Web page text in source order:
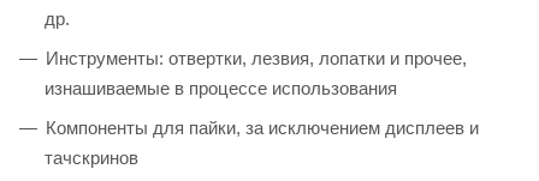
др.
Инструменты: отвертки, лезвия, лопатки и прочее,
изнашиваемые в процессе использования
Компоненты для пайки, за исключением дисплеев и
тачскринов